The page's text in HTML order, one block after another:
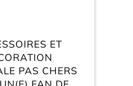
ET
PAS CHERS